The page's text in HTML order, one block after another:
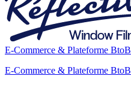
E-Commerce & Plateforme BtoB
E-Commerce & Plateforme BtoB